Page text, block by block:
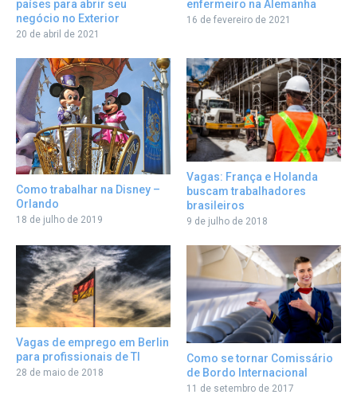
países para abrir seu
negócio no Exterior
20 de abril de 2021
enfermeiro na Alemanha
16 de fevereiro de 2021
Como trabalhar na Disney –
Orlando
18 de julho de 2019
Vagas: França e Holanda
buscam trabalhadores
brasileiros
9 de julho de 2018
Vagas de emprego em Berlin
para profissionais de TI
28 de maio de 2018
Como se tornar Comissário
de Bordo Internacional
11 de setembro de 2017